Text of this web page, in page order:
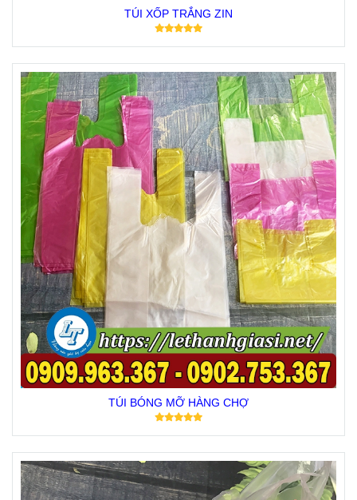
TÚI XỐP TRẮNG ZIN
TÚI BÓNG MỠ HÀNG CHỢ